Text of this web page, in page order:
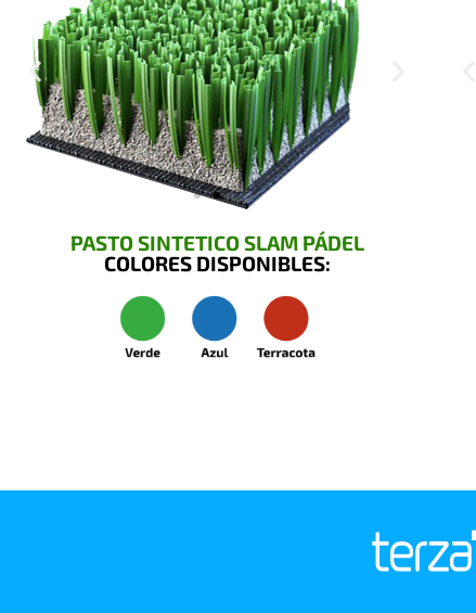
PASTO SINTETICO SLAM PÁDEL
COLORES DISPONIBLES: